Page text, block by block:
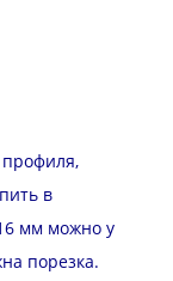
профиля,
в
мм можно у
порезка.